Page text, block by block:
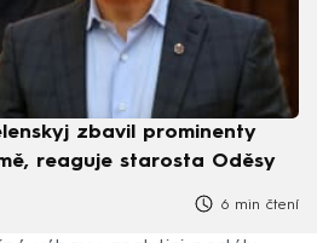
zbavil prominenty
reaguje starosta Oděsy
6 min čtení